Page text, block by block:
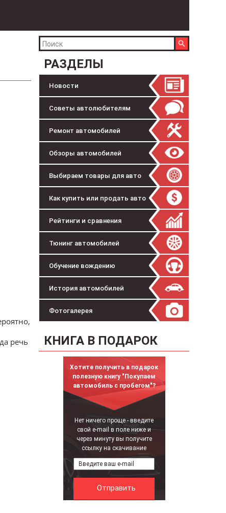
РАЗДЕЛЫ
Новости
Советы автолюбителям
Ремонт автомобилей
Обзоры автомобилей
Выбираем товары для авто
Как купить или продать авто
Рейтинги и сравнения
Тюнинг автомобилей
Обучение вождению
История автомобилей
Фотогалерея
КНИГА В ПОДАРОК
Хотите получить в подарок
полезную книгу "Покупаем
автомобиль с пробегом"?
Нет ничего проще - введите
свой e-mail в поле ниже и
через минуту вы получите
ссылку на скачивание
речь